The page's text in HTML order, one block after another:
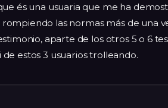
és una usuaria que me ha
las normas más de una
aparte de los otros 5 o 6
estos 3 usuarios trolleando.